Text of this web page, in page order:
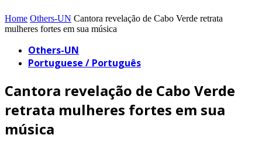
Home Others-UN Cantora revelação de Cabo Verde retrata
mulheres fortes em sua música
Others-UN
Portuguese / Português
Cantora revelação de Cabo Verde
retrata mulheres fortes em sua
música